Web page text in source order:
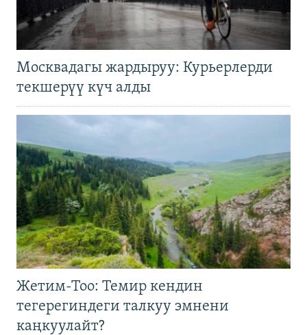
Москвадагы жардыруу: Курьерлерди
текшерүү күч алды
Жетим-Тоо: Темир кендин
тегерегиндеги талкуу эмнени
каңкуулайт?